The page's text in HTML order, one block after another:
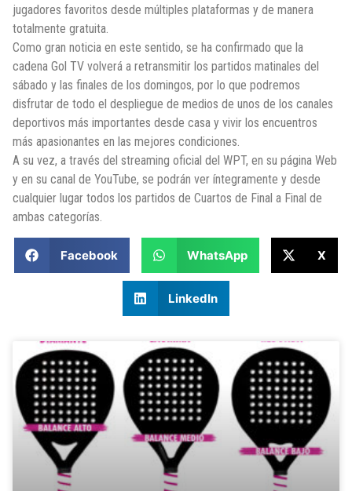
jugadores favoritos desde múltiples plataformas y de manera
totalmente gratuita.
Como gran noticia en este sentido, se ha confirmado que la
cadena Gol TV volverá a retransmitir los partidos matinales del
sábado y las finales de los domingos, por lo que podremos
disfrutar de todo el despliegue de medios de unos de los canales
deportivos más importantes desde casa y vivir los encuentros
más apasionantes en las mejores condiciones.
A su vez, a través del streaming oficial del WPT, en su página Web
y en su canal de YouTube, se podrán ver íntegramente y desde
cualquier lugar todos los partidos de Cuartos de Final a Final de
ambas categorías.
Facebook WhatsApp X
LinkedIn